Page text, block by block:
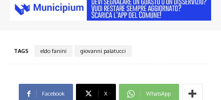
TAGS eldo fanini giovanni palatucci
Facebook X WhatsApp